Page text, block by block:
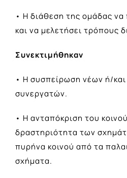
• Η διάθεση της ομάδας να
και να μελετήσει τρόπους
Συνεκτιμήθηκαν
• Η συσπείρωση νέων ή/
συνεργατών.
• Η ανταπόκριση του
δραστηριότητα των
πυρήνα κοινού από τα
σχήματα.